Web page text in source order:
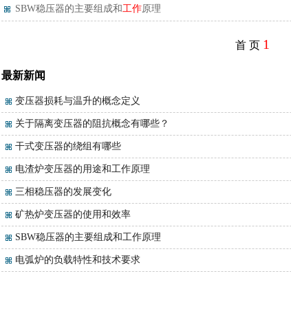
SBW稳压器的主要组成和工作原理
首 页 1
最新新闻
变压器损耗与温升的概念定义
关于隔离变压器的阻抗概念有哪些？
干式变压器的绕组有哪些
电渣炉变压器的用途和工作原理
三相稳压器的发展变化
矿热炉变压器的使用和效率
SBW稳压器的主要组成和工作原理
电弧炉的负载特性和技术要求